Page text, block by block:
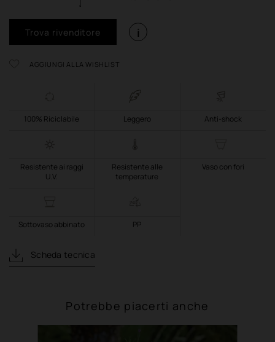
Trova rivenditore i
AGGIUNGI ALLA WISHLIST
100% Riciclabile Leggero Anti-shock
Resistente ai raggi
U.V.
Resistente alle
temperature
Vaso con fori
Sottovaso abbinato PP
Scheda tecnica
Potrebbe piacerti anche